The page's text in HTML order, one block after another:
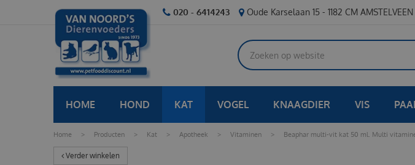
Home > Producten > Kat > Apotheek > Vitaminen > Beaphar multi-vit kat 50 ml. Multi
020 - 6414243 Oude Karselaan 15 - 1182 CM AMSTELVEEN
HOME HOND KAT VOGEL KNAAGDIER VIS
Verder winkelen